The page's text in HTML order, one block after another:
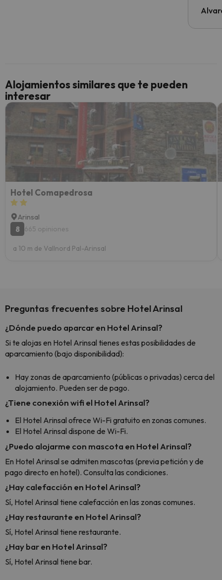
al
culpa
yo.
Alojamientos similares que te pueden
interesar
Hotel Comapedrosa
Arinsal
8
665 opiniones
a 10 m de Vallnord Pal-Arinsal
Preguntas frecuentes sobre Hotel Arinsal
¿Dónde puedo aparcar en Hotel Arinsal?
Si te alojas en Hotel Arinsal tienes estas posibilidades de
aparcamiento (bajo disponibilidad):
Hay zonas de aparcamiento (públicas o privadas) cerca del
alojamiento. Pueden ser de pago.
¿Tiene conexión wifi el Hotel Arinsal?
El Hotel Arinsal ofrece Wi-Fi gratuito en zonas comunes.
El Hotel Arinsal dispone de Wi-Fi.
¿Puedo alojarme con mascota en Hotel Arinsal?
En Hotel Arinsal se admiten mascotas (previa petición y de
pago directo en hotel). Consulta las condiciones.
¿Hay calefacción en Hotel Arinsal?
Sí, Hotel Arinsal tiene calefacción en las zonas comunes.
¿Hay restaurante en Hotel Arinsal?
Sí, Hotel Arinsal tiene restaurante.
¿Hay bar en Hotel Arinsal?
Sí, Hotel Arinsal tiene bar.